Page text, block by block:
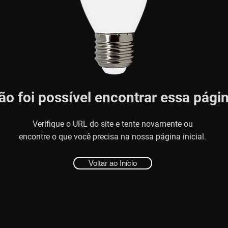
foi possível encontrar essa
Verifique o URL do site e tente novamente ou
encontre o que você precisa na nossa página inicial.
Voltar ao Início